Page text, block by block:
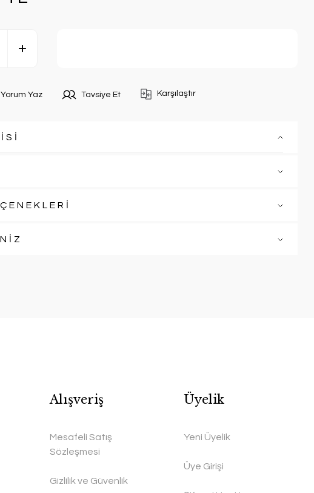
Yorum Yaz Tavsiye Et Karşılaştır
Alışveriş
Mesafeli Satış
Sözleşmesi
Gizlilik ve Güvenlik
Üyelik
Yeni Üyelik
Üye Girişi